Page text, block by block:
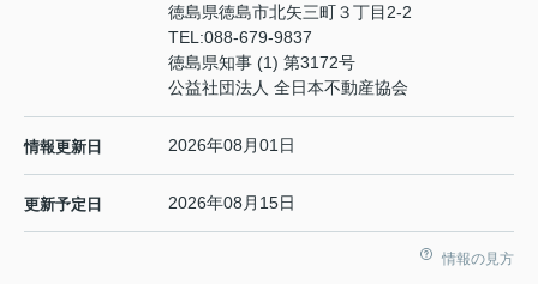
徳島県徳島市北矢三町３丁目2-2
TEL:088-679-9837
徳島県知事 (1) 第3172号
公益社団法人 全日本不動産協会
情報更新日 2026年08月01日
更新予定日 2026年08月15日
情報の見方